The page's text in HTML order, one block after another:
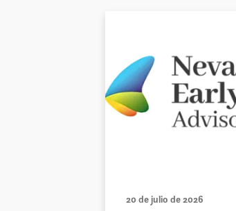
20 de julio de 2026